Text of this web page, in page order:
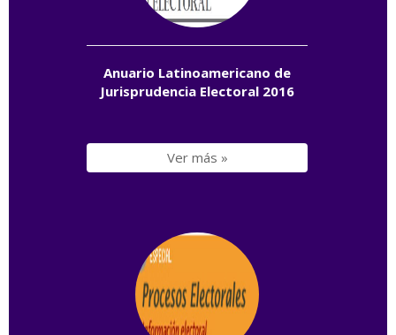
Anuario Latinoamericano de
Jurisprudencia Electoral 2016
Ver más »